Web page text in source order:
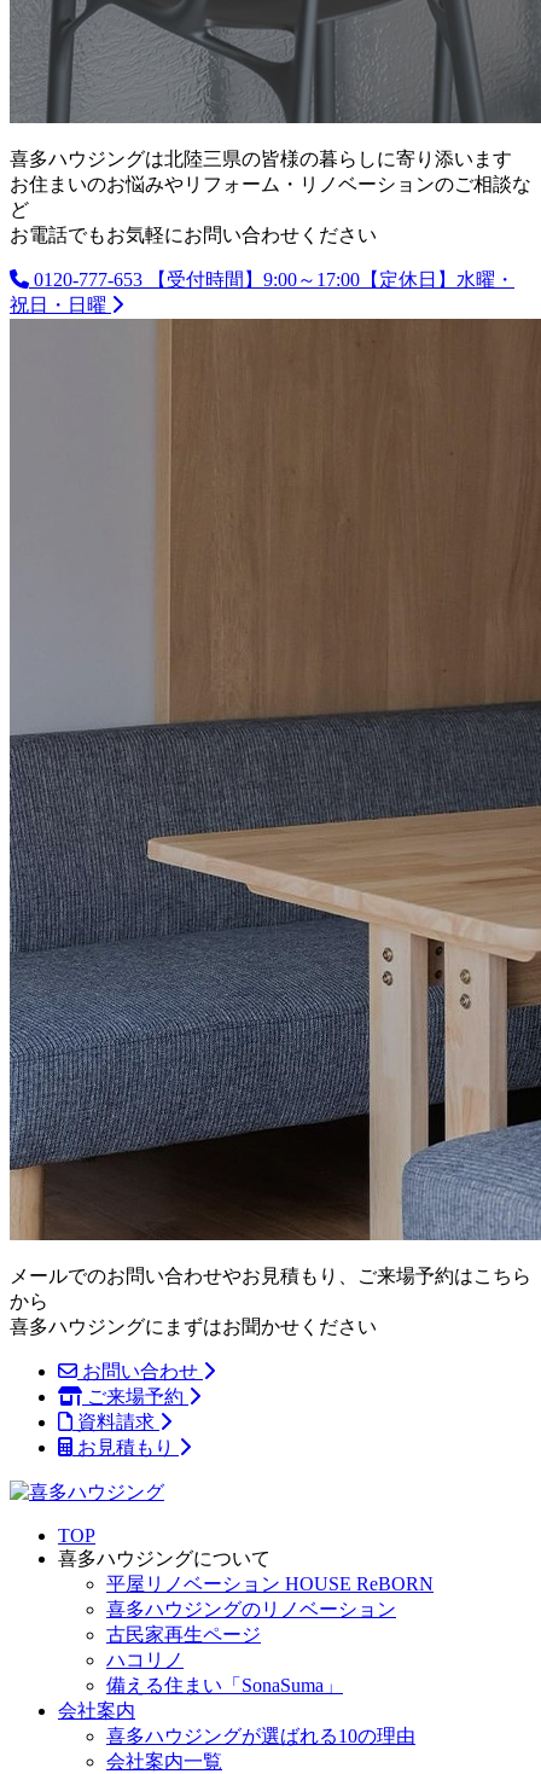
喜多ハウジングは北陸三県の皆様の暮らしに寄り添います
お住まいのお悩みやリフォーム・リノベーションのご相談な
ど
お電話でもお気軽にお問い合わせください
0120-777-653
【受付時間】9:00～17:00【定休日】水曜・
祝日・日曜
メールでのお問い合わせやお見積もり、ご来場予約はこちら
から
喜多ハウジングにまずはお聞かせください
お問い合わせ
ご来場予約
資料請求
お見積もり
TOP
喜多ハウジングについて
平屋リノベーション HOUSE ReBORN
喜多ハウジングのリノベーション
古民家再生ページ
ハコリノ
備える住まい「SonaSuma」
会社案内
喜多ハウジングが選ばれる10の理由
会社案内一覧